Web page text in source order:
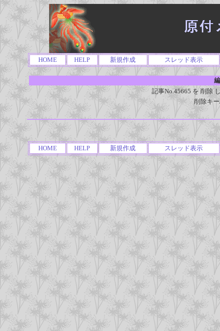
HOME HELP 新規作成 スレッド表示
記事No.45665 を 削除
削除キ
HOME HELP 新規作成 スレッド表示